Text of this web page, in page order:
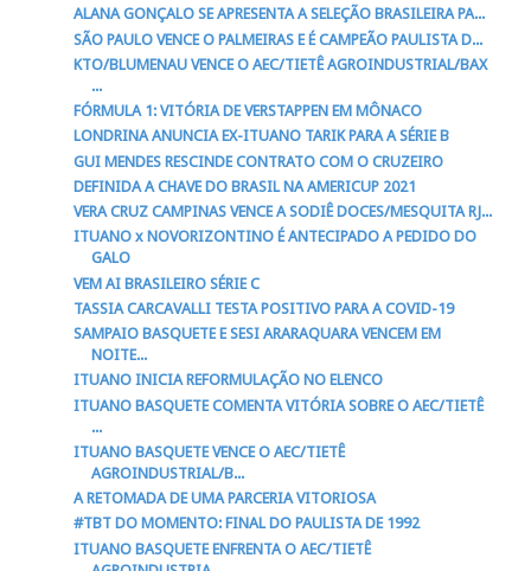
ALANA GONÇALO SE APRESENTA A SELEÇÃO BRASILEIRA PA...
SÃO PAULO VENCE O PALMEIRAS E É CAMPEÃO PAULISTA D...
KTO/BLUMENAU VENCE O AEC/TIETÊ AGROINDUSTRIAL/BAX
...
FÓRMULA 1: VITÓRIA DE VERSTAPPEN EM MÔNACO
LONDRINA ANUNCIA EX-ITUANO TARIK PARA A SÉRIE B
GUI MENDES RESCINDE CONTRATO COM O CRUZEIRO
DEFINIDA A CHAVE DO BRASIL NA AMERICUP 2021
VERA CRUZ CAMPINAS VENCE A SODIÊ DOCES/MESQUITA RJ...
ITUANO x NOVORIZONTINO É ANTECIPADO A PEDIDO DO
GALO
VEM AI BRASILEIRO SÉRIE C
TASSIA CARCAVALLI TESTA POSITIVO PARA A COVID-19
SAMPAIO BASQUETE E SESI ARARAQUARA VENCEM EM
NOITE...
ITUANO INICIA REFORMULAÇÃO NO ELENCO
ITUANO BASQUETE COMENTA VITÓRIA SOBRE O AEC/TIETÊ
...
ITUANO BASQUETE VENCE O AEC/TIETÊ
AGROINDUSTRIAL/B...
A RETOMADA DE UMA PARCERIA VITORIOSA
#TBT DO MOMENTO: FINAL DO PAULISTA DE 1992
ITUANO BASQUETE ENFRENTA O AEC/TIETÊ